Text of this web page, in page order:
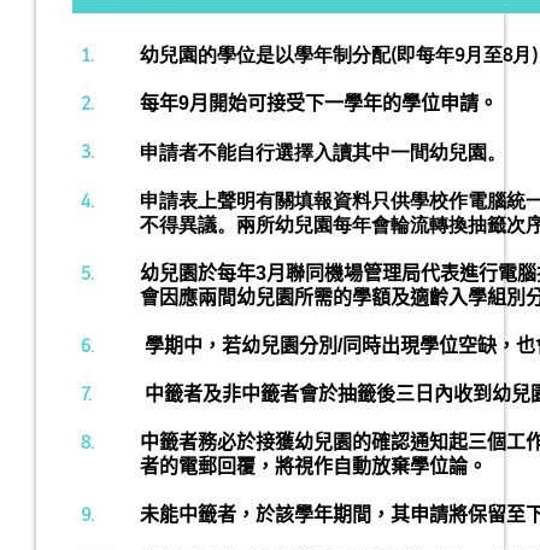
1. 幼兒園的學位是以學年制分配(即每年9月至8月
2. 每年9月開始可接受下一學年的學位申請。
3. 申請者不能自行選擇入讀其中一間幼兒園。
4.
申請表上聲明有關填報資料只供學校作電腦統
不得異議。兩所幼兒園每年會輪流轉換抽籤次
5.
幼兒園於每年3月聯同機場管理局代表進行電
會因應兩間幼兒園所需的學額及適齡入學組別
6. 學期中，若幼兒園分別/同時出現學位空缺，
7. 中籤者及非中籤者會於抽籤後三日內收到幼兒
8.
中籤者務必於接獲幼兒園的確認通知起三個工
者的電郵回覆，將視作自動放棄學位論。
9. 未能中籤者，於該學年期間，其申請將保留至